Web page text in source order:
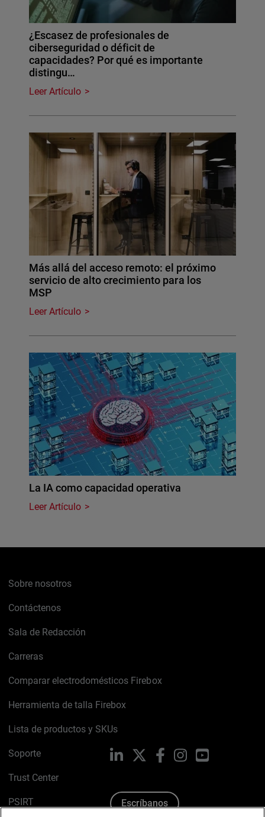
¿Escasez de profesionales de
ciberseguridad o déficit de
capacidades? Por qué es importante
distingu…
Leer Artículo
Más allá del acceso remoto: el próximo
servicio de alto crecimiento para los
MSP
Leer Artículo
La IA como capacidad operativa
Leer Artículo
Sobre nosotros
Contáctenos
Sala de Redacción
Carreras
Comparar electrodomésticos Firebox
Herramienta de talla Firebox
Lista de productos y SKUs
Soporte
Trust Center
PSIRT
LinkedIn FacebookInstagramYouTube
Escríbanos